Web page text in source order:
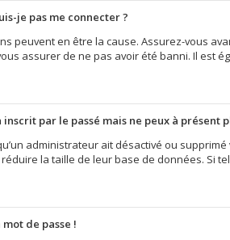
je pas me connecter ?
peuvent en être la cause. Assurez-vous
assurer de ne pas avoir été banni. Il est
inscrit par le passé mais ne peux à présent
administrateur ait désactivé ou
la taille de leur base de données. Si
mot de passe !